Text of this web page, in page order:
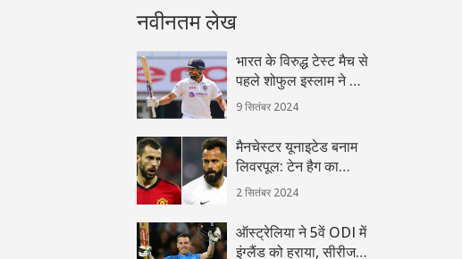
नवीनतम लेख
भारत के विरुद्ध टेस्ट मैच से
पहले शोफुल इस्लाम ने दी
चेतावनी, पाकिस्तान पर हुई
9 सितंबर 2024
मैनचेस्टर यूनाइटेड बनाम
लिवरपूल: टेन हैग का
आक्रमण, रॉबर्टसन की
असली परीक्षा
2 सितंबर 2024
ऑस्ट्रेलिया ने 5वें ODI में
इंग्लैंड को हराया, सीरीज